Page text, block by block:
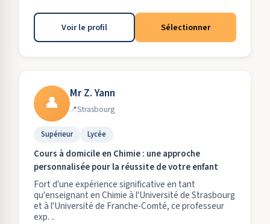
Voir le profil Sélectionner
👤 Mr Z. Yann
Strasbourg
Supérieur Lycée
Cours à domicile en Chimie : une approche
personnalisée pour la réussite de votre enfant
Fort d'une expérience significative en tant
qu'enseignant en Chimie à l'Université de Strasbourg
et à l'Université de Franche-Comté, ce professeur
exp. ..